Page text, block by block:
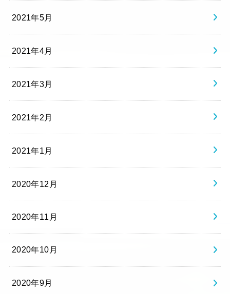
2021年5月
2021年4月
2021年3月
2021年2月
2021年1月
2020年12月
2020年11月
2020年10月
2020年9月